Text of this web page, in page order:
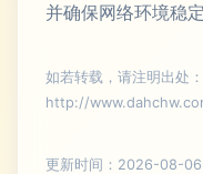
并确保网络环境稳
如若转载，请注明出处：
http://
更新时间：2026-08-